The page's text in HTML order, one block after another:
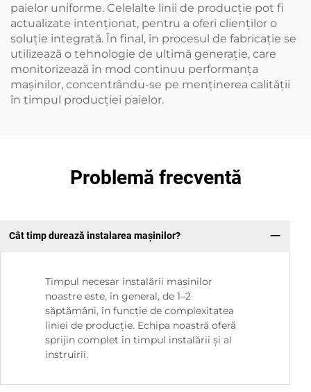
paielor uniforme. Celelalte linii de producție pot fi
actualizate intenționat, pentru a oferi clienților o
soluție integrată. În final, în procesul de fabricație se
utilizează o tehnologie de ultimă generație, care
monitorizează în mod continuu performanța
mașinilor, concentrându-se pe menținerea calității
în timpul producției paielor.
Problemă frecventă
Cât timp durează instalarea mașinilor?
Timpul necesar instalării mașinilor
noastre este, în general, de 1–2
săptămâni, în funcție de complexitatea
liniei de producție. Echipa noastră oferă
sprijin complet în timpul instalării și al
instruirii.